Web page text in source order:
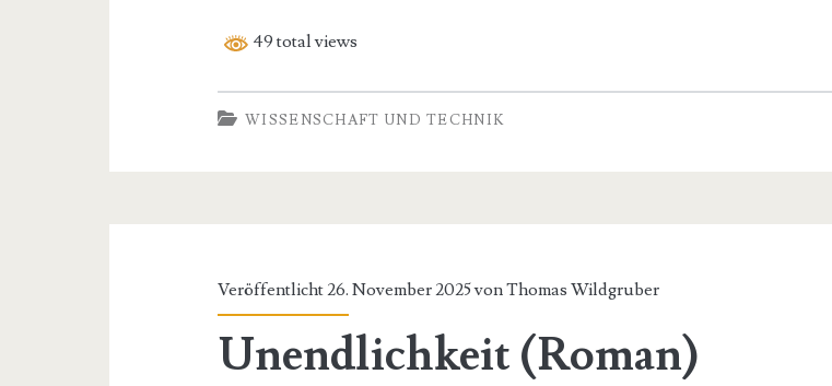
/
Mass
49 total views
WISSENSCHAFT UND TECHNIK
Veröffentlicht 26. November 2025 vonThomas Wildgruber
Unendlichkeit (Roman)